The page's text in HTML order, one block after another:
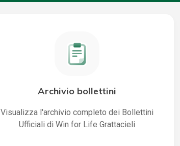
Archivio bollettini
Visualizza l'archivio completo dei Bollettini
Ufficiali di Win for Life Grattacieli